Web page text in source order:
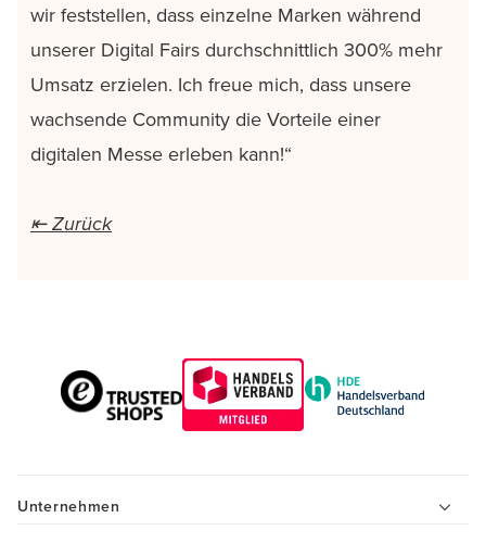
wir feststellen, dass einzelne Marken während
unserer Digital Fairs durchschnittlich 300% mehr
Umsatz erzielen. Ich freue mich, dass unsere
wachsende Community die Vorteile einer
digitalen Messe erleben kann!“
⇤ Zurück
Unternehmen